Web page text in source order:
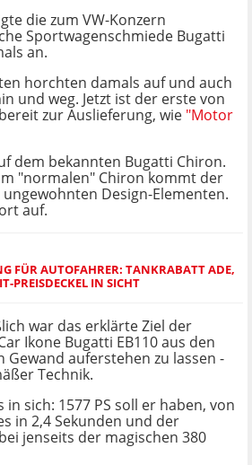
die zum VW-Konzern
Sportwagenschmiede Bugatti
an.
horchten damals auf und auch
und weg. Jetzt ist der erste von
zur Auslieferung, wie "Motor
dem bekannten Bugatti Chiron.
"normalen" Chiron kommt der
Design-Elementen.
auf.
FÜR AUTOFAHRER: TANKRABATT ADE,
PREISDECKEL IN SICHT
war das erklärte Ziel der
Ikone Bugatti EB110 aus den
Gewand auferstehen zu lassen -
Technik.
sich: 1577 PS soll er haben, von
in 2,4 Sekunden und der
jenseits der magischen 380